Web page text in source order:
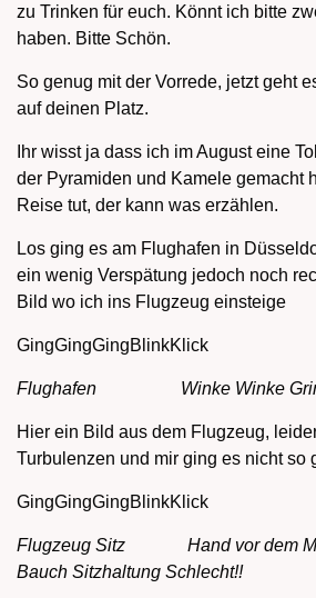
zu Trinken für euch. Könnt ich bitte
haben. Bitte Schön.
So genug mit der Vorrede, jetzt geht
auf deinen Platz.
Ihr wisst ja dass ich im August eine
der Pyramiden und Kamele gemacht
Reise tut, der kann was erzählen.
Los ging es am Flughafen in
ein wenig Verspätung jedoch noch
Bild wo ich ins Flugzeug einsteige
GingGingGingBlinkKlick
Flughafen Winke Winke Grins
Hier ein Bild aus dem Flugzeug,
Turbulenzen und mir ging es nicht so
GingGingGingBlinkKlick
Flugzeug Sitz Hand vor dem
Bauch Sitzhaltung Schlecht!!